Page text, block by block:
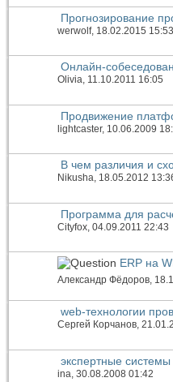
Прогнозирование
werwolf, 18.02.2015 15:53
Онлайн-
Olivia, 11.10.2011 16:05
Продвижение
lightcaster, 10.06.2009
В чем различия и
Nikusha, 18.05.2012
Программа для
Cityfox , 04.09.2011 22:43
ERP на
Александр Фёдоров,
web-технологии
Сергей Корчанов,
экспертные
ina, 30.08.2008 01:42